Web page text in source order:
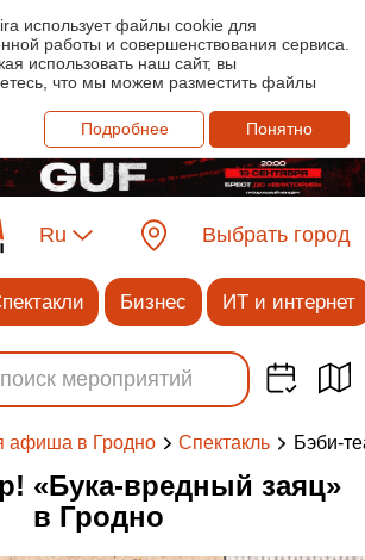
использует файлы cookie для
работы и совершенствования сервиса.
использовать наш сайт, вы
что мы можем разместить файлы
Подробнее
Понятно
Ru Выбрать город
Бизнес ИТ и интернет
афиша в Гродно Спектакль Бэби-
«Бука-вредный заяц»
в Гродно